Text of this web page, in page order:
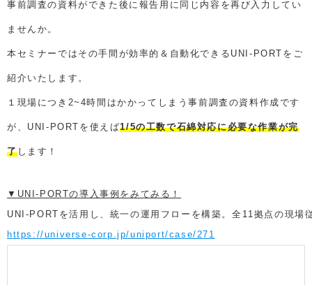
事前調査の資料ができた後に報告用に同じ内容を再び入力してい
ませんか。
本セミナーではその手間が効率的＆自動化できるUNI-PORTをご
紹介いたします。
１現場につき2~4時間はかかってしまう事前調査の資料作成です
が、UNI-PORTを使えば1/5の工数で石綿対応に必要な作業が完
了します！
▼UNI-PORTの導入事例をみてみる！
UNI-PORTを活用し、統一の運用フローを構築。全11拠点の現場
https://universe-corp.jp/uniport/case/271